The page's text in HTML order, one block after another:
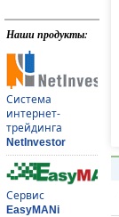
Наши продукты:
Система
интернет-
трейдинга
NetInvestor
Сервис
EasyMANi